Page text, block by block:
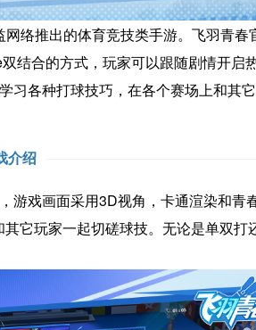
网络推出的体育竞技类手游。飞羽青春
结合的方式，玩家可以跟随剧情开启
习各种打球技巧，在各个赛场上和其它
介绍
戏画面采用3D视角，卡通渲染和青
它玩家一起切磋球技。无论是单双打